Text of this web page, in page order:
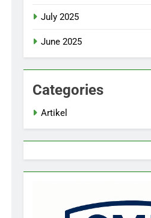
July 2025
June 2025
Categories
Artikel